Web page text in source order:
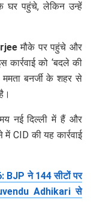
के घर पहुंचे, लेकिन उन्हें
मौके पर पहुंचे और
कार्रवाई को ‘बदले की
ममता बनर्जी के शहर से
नई दिल्ली में हैं और
CID की यह कार्रवाई
ने 144 सीटों पर
Adhikari से